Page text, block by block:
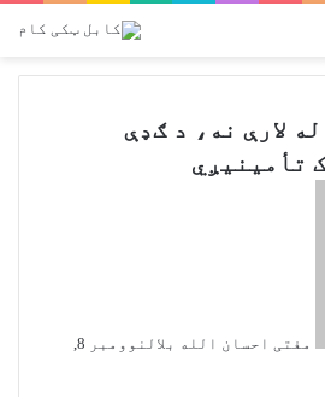
لارې نه، د ګډې
تأمینيږي
مفتی احسان الله بلال
نوومبر 8,